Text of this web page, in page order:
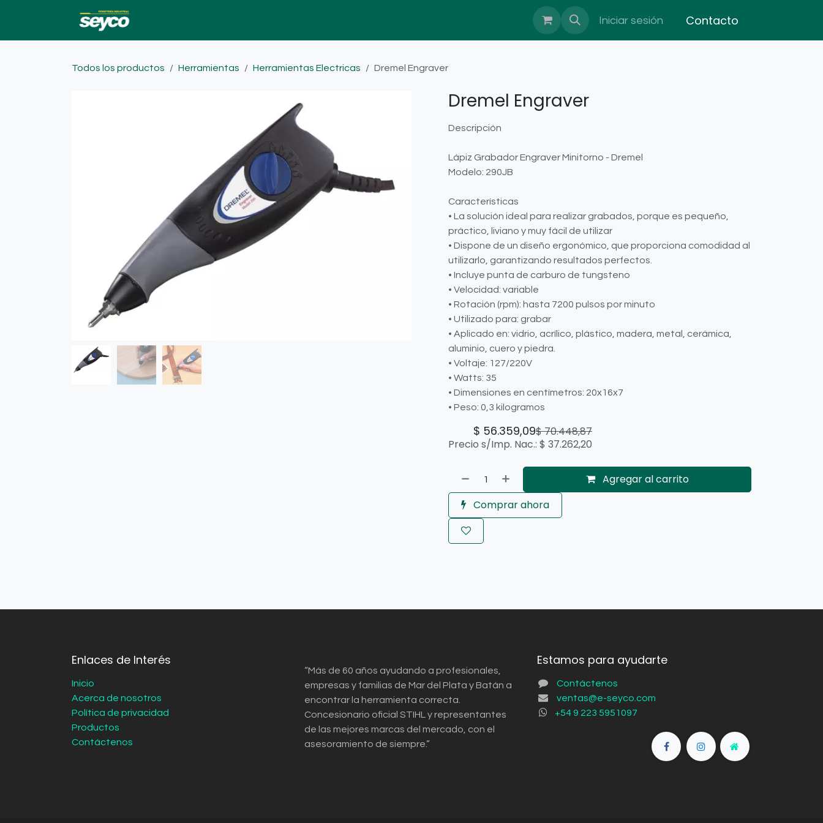
Iniciar sesión Contacto
Todos los productos Herramientas Herramientas Electricas Dremel Engraver
Dremel Engraver
Descripción
Lápiz Grabador Engraver Minitorno - Dremel
Modelo: 290JB
Características
• La solución ideal para realizar grabados, porque es pequeño,
práctico, liviano y muy fácil de utilizar
• Dispone de un diseño ergonómico, que proporciona comodidad al
utilizarlo, garantizando resultados perfectos.
• Incluye punta de carburo de tungsteno
• Velocidad: variable
• Rotación (rpm): hasta 7200 pulsos por minuto
• Utilizado para: grabar
• Aplicado en: vidrio, acrílico, plástico, madera, metal, cerámica,
aluminio, cuero y piedra.
• Voltaje: 127/220V
• Watts: 35
• Dimensiones en centímetros: 20x16x7
• Peso: 0,3 kilogramos
$ 56.359,09$70.448,87
Precio s/Imp. Nac.: $ 37.262,20
Agregar al carrito
Comprar ahora
Enlaces de Interés
Inicio
Acerca de nosotros
Política de privacidad
Productos
Contáctenos
“Más de 60 años ayudando a profesionales,
empresas y familias de Mar del Plata y Batán a
encontrar la herramienta correcta.
Concesionario oficial STIHL y representantes
de las mejores marcas del mercado, con el
asesoramiento de siempre.”
Estamos para ayudarte
Contáctenos
ventas@e-seyco.com
+54 9 223 5951097